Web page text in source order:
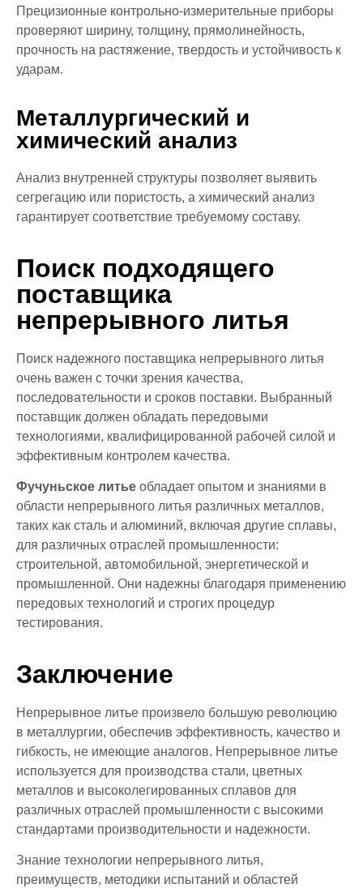
Прецизионные контрольно-измерительные приборы
проверяют ширину, толщину, прямолинейность,
прочность на растяжение, твердость и устойчивость к
ударам.
Металлургический и
химический анализ
Анализ внутренней структуры позволяет выявить
сегрегацию или пористость, а химический анализ
гарантирует соответствие требуемому составу.
Поиск подходящего
поставщика
непрерывного литья
Поиск надежного поставщика непрерывного литья
очень важен с точки зрения качества,
последовательности и сроков поставки. Выбранный
поставщик должен обладать передовыми
технологиями, квалифицированной рабочей силой и
эффективным контролем качества.
Фучуньское литье обладает опытом и знаниями в
области непрерывного литья различных металлов,
таких как сталь и алюминий, включая другие сплавы,
для различных отраслей промышленности:
строительной, автомобильной, энергетической и
промышленной. Они надежны благодаря применению
передовых технологий и строгих процедур
тестирования.
Заключение
Непрерывное литье произвело большую революцию
в металлургии, обеспечив эффективность, качество и
гибкость, не имеющие аналогов. Непрерывное литье
используется для производства стали, цветных
металлов и высоколегированных сплавов для
различных отраслей промышленности с высокими
стандартами производительности и надежности.
Знание технологии непрерывного литья,
преимуществ, методики испытаний и областей